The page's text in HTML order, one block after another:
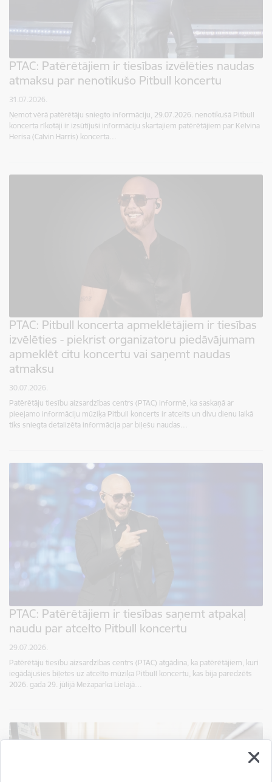
PTAC: Patērētājiem ir tiesības izvēlēties naudas
atmaksu par nenotikušo Pitbull koncertu
31.07.2026.
Ņemot vērā patērētāju sniegto informāciju, 29.07.2026. nenotikušā Pitbull
koncerta rīkotāji ir izsūtījuši informāciju skartajiem patērētājiem par Kelvina
Herisa (Calvin Harris) koncerta…
PTAC: Pitbull koncerta apmeklētājiem ir tiesības
izvēlēties - piekrist organizatoru piedāvājumam
apmeklēt citu koncertu vai saņemt naudas
atmaksu
30.07.2026.
Patērētāju tiesību aizsardzības centrs (PTAC) informē, ka saskaņā ar
pieejamo informāciju mūziķa Pitbull koncerts ir atcelts un divu dienu laikā
tiks sniegta detalizēta informācija par biļešu naudas…
PTAC: Patērētājiem ir tiesības saņemt atpakaļ
naudu par atcelto Pitbull koncertu
29.07.2026.
Patērētāju tiesību aizsardzības centrs (PTAC) atgādina, ka patērētājiem, kuri
iegādājušies biļetes uz atcelto mūziķa Pitbull koncertu, kas bija paredzēts
2026. gada 29. jūlijā Mežaparka Lielajā…